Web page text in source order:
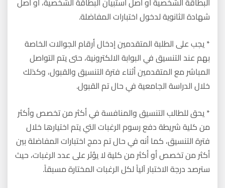
شهادة الثانوية لدخول اختبارات المفاضلة.
* يجب على الطلبة المتقدمين إدخال أرقام الجوالات الخاصة
بهم عند التنسيق في البوابة الالكترونية، حتى يتم التواصل
المباشر مع المتقدمين أثناء فترة التنسيق والقبول، وكذلك
خلال الدراسة الجامعية في حال تم القبول.
* يحق للطالب التنسيق والمنافسة في أكثر من تخصص وأكثر
من كلية شريطة دفع رسوم الرغبات التي يتم اختيارها خلال
فترة التنسيق، كما أنه في حال تم دمج اختبارات المفاضلة بين
أكثر من تخصص أو أكثر من كلية لا يؤثر على عدد الرغبات، حيث
سترصد درجة الاختبار آلياً لكل الرغبات المختارة مسبقاً.